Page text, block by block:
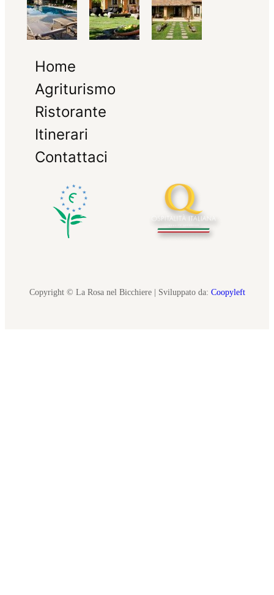
Home
Agriturismo
Ristorante
Itinerari
Contattaci
Copyright © La Rosa nel Bicchiere | Sviluppato da: Coopyleft